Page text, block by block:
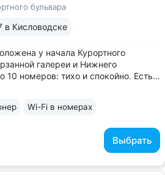
бульвара
в Кисловодске
у начала Курортного
галереи и Нижнего
10 номеров: тихо и спокойно. Есть
Выбрать
Wi-Fi в номерах